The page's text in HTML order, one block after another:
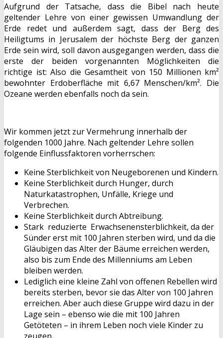
Aufgrund der Tatsache, dass die Bibel nach heute
geltender Lehre von einer gewissen Umwandlung der
Erde redet und außerdem sagt, dass der Berg des
Heiligtums in Jerusalem der höchste Berg der ganzen
Erde sein wird, soll davon ausgegangen werden, dass die
erste der beiden vorgenannten Möglichkeiten die
richtige ist: Also die Gesamtheit von 150 Millionen km²
bewohnter Erdoberfläche mit 6,67 Menschen/km². Die
Ozeane werden ebenfalls noch da sein.
Wir kommen jetzt zur Vermehrung innerhalb der
folgenden 1000 Jahre. Nach geltender Lehre sollen
folgende Einflussfaktoren vorherrschen:
Keine Sterblichkeit von Neugeborenen und Kindern.
Keine Sterblichkeit durch Hunger, durch
Naturkatastrophen, Unfälle, Kriege und
Verbrechen.
Keine Sterblichkeit durch Abtreibung.
Stark reduzierte Erwachsenensterblichkeit, da der
Sünder erst mit 100 Jahren sterben wird, und da die
Gläubigen das Alter der Bäume erreichen werden,
also bis zum Ende des Millenniums am Leben
bleiben werden.
Lediglich eine kleine Zahl von offenen Rebellen wird
bereits sterben, bevor sie das Alter von 100 Jahren
erreichen. Aber auch diese Gruppe wird dazu in der
Lage sein – ebenso wie die mit 100 Jahren
Getöteten – in ihrem Leben noch viele Kinder zu